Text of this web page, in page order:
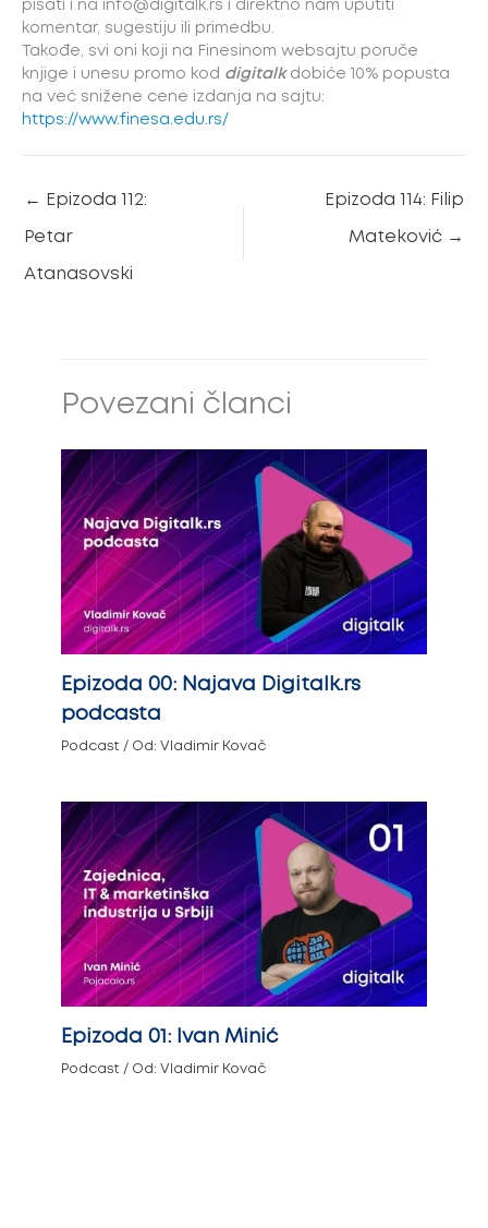
pisati i na info@digitalk.rs i direktno nam uputiti
komentar, sugestiju ili primedbu.
Takođe, svi oni koji na Finesinom websajtu poruče
knjige i unesu promo kod digitalkdobiće 10% popusta
na već snižene cene izdanja na sajtu:
https://www.finesa.edu.rs/
← Epizoda 112:
Petar
Atanasovski
Epizoda 114: Filip
Mateković →
Povezani članci
Epizoda 00: Najava Digitalk.rs
podcasta
Podcast / Od: Vladimir Kovač
Epizoda 01: Ivan Minić
Podcast / Od: Vladimir Kovač